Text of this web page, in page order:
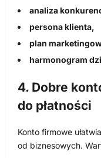
analiza
persona klienta,
plan
harmonogram
4. Dobre
do płatności
Konto firmowe
od biznesowych.